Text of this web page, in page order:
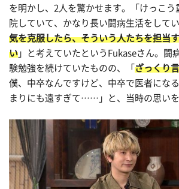
を明かし、2人を驚かせます。「けっこう
院していて、かなり長い闘病生活をして
気を克服したら、そういう人たちを担当
い 」と考えていたというFukaseさん。闘
験勉強を続けていたものの、「 ざっくり
僕、中卒なんですけど、中卒で医者にな
まりにも遠すぎて……」と、当時の思いを